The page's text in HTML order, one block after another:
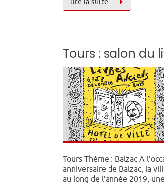
lire la suite…
Tours : salon du
Tours Thème : Balzac A
anniversaire de Balzac, la
au long de l’année 2019,